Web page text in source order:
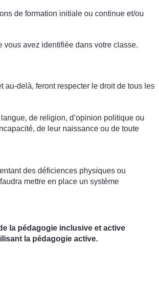
de formation initiale ou continue et/ou
avez identifiée dans votre classe.
au-delà, feront respecter le droit de tous les
de religion, d’opinion politique ou
de leur naissance ou de toute
des déficiences physiques ou
mettre en place un système
la pédagogie inclusive et active
la pédagogie active.